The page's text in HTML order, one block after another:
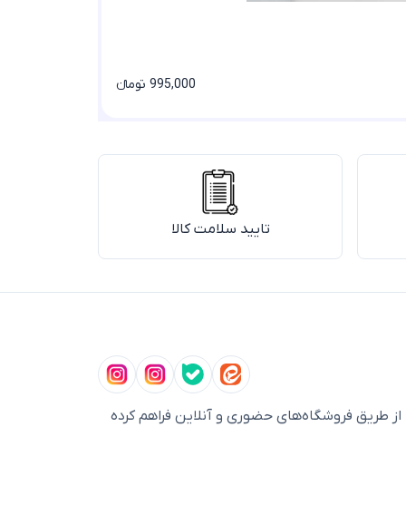
995,000 تومانء
تایید سلامت کالا
طریق فروشگاه‌های حضوری و آنلاین فراهم کرده